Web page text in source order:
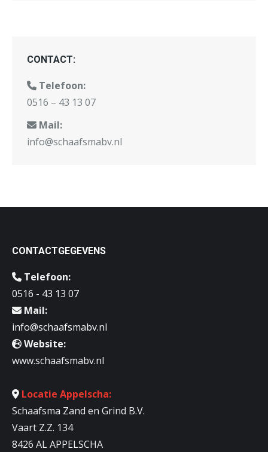
CONTACT:
Telefoon:
0516 – 43 13 07
Mail:
info@schaafsmabv.nl
CONTACTGEGEVENS
Telefoon:
0516 - 43 13 07
Mail:
info@schaafsmabv.nl
Website:
www.schaafsmabv.nl
Locatie Appelscha:
Schaafsma Zand en Grind B.V.
Vaart Z.Z. 134
8426 AL APPELSCHA